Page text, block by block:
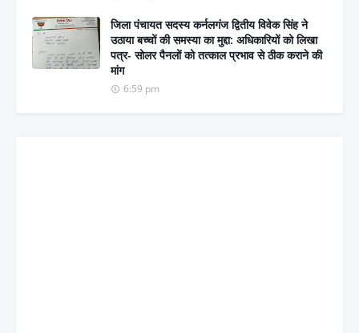
जिला पंचायत सदस्य कर्नलगंज द्वितीय विवेक सिंह ने
उठाया बच्चों की समस्या का मुद्दा: अधिकारियों को लिखा
पत्र- सोलर पैनलों को तत्काल प्रभाव से ठीक कराने की
मांग
6:59 pm